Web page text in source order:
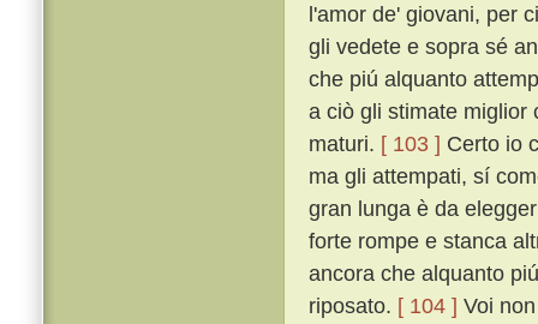
l'amor de' giovani, per
gli vedete e sopra sé
che piú alquanto
a ciò gli stimate miglior
maturi. [ 103 ] Certo io
ma gli attempati, sí
gran lunga è da
forte rompe e stanca
ancora che alquanto
riposato. [ 104 ] Voi